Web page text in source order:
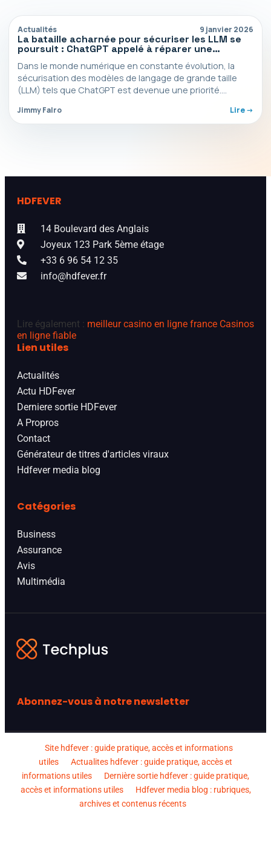
Actualités 9 janvier 2026
La bataille acharnée pour sécuriser les LLM se
poursuit : ChatGPT appelé à réparer une
vulnérabilité supposée résolue
Dans le monde numérique en constante évolution, la
sécurisation des modèles de langage de grande taille
(LLM) tels que ChatGPT est devenue une priorité.…
Jimmy Falro Lire ->
HDFEVER
14 Boulevard des Anglais
Joyeux 123 Park 5ème étage
+33 6 96 54 12 35
info@hdfever.fr
Lire également : meilleur casino en ligne france Casinos
en ligne fiable
Lien utiles
Actualités
Actu HDFever
Derniere sortie HDFever
A Propros
Contact
Générateur de titres d'articles viraux
Hdfever media blog
Catégories
Business
Assurance
Avis
Multimédia
Abonnez-vous à notre newsletter
Site hdfever : guide pratique, accès et informations
utiles
Actualites hdfever : guide pratique, accès et
informations utiles
Dernière sortie hdfever : guide pratique,
accès et informations utiles
Hdfever media blog : rubriques,
archives et contenus récents